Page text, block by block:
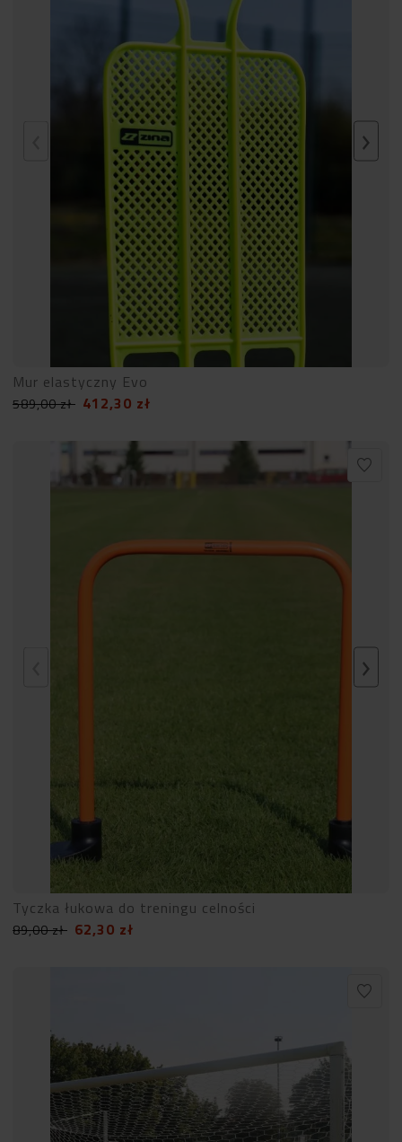
Mur elastyczny Evo
589,00zł 412,30 zł
Tyczka łukowa do treningu celności
89,00zł 62,30 zł